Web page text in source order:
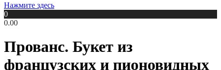
Нажмите здесь
0
0.00
Прованс. Букет из
французских и пионовидных